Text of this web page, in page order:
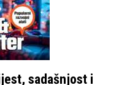
sadašnjost i